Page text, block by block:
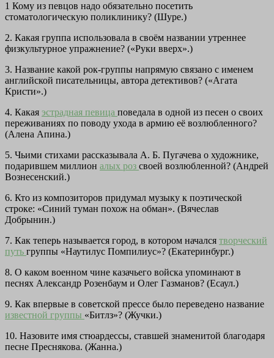
1 Кому из певцов надо обязательно посетить
стоматологическую поликлинику? (Шуре.)
2. Какая группа использовала в своём названии утреннее
физкультурное упражнение? («Руки вверх».)
3. Название какой рок-группы напрямую связано с именем
английской писательницы, автора детективов? («Агата
Кристи».)
4. Какая эстрадная певица поведала в одной из песен о своих
переживаниях по поводу ухода в армию её возлюбленного?
(Алена Апина.)
5. Чьими стихами рассказывала А. Б. Пугачева о художнике,
подарившем миллион алых роз своей возлюбленной? (Андрей
Вознесенский.)
6. Кто из композиторов придумал музыку к поэтической
строке: «Синий туман похож на обман». (Вячеслав
Добрынин.)
7. Как теперь называется город, в котором начался творческий
путь группы «Наутилус Помпилиус»? (Екатеринбург.)
8. О каком военном чине казачьего войска упоминают в
песнях Александр Розенбаум и Олег Газманов? (Есаул.)
9. Как впервые в советской прессе было переведено название
известной группы «Битлз»? (Жучки.)
10. Назовите имя стюардессы, ставшей знаменитой благодаря
песне Преснякова. (Жанна.)